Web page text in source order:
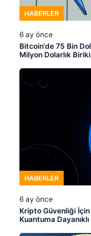
HABERLER
6 ay önce
Bitcoin’de 75 Bin
Milyon Dolarlık
HABERLER
6 ay önce
Kripto Güvenliği
Kuantuma